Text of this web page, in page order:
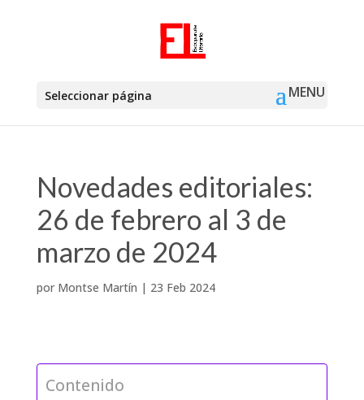
Seleccionar página
Novedades editoriales:
26 de febrero al 3 de
marzo de 2024
por Montse Martín | 23 Feb 2024
Contenido